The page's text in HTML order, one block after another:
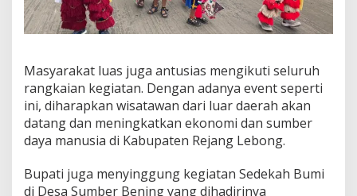
Masyarakat luas juga antusias mengikuti seluruh
rangkaian kegiatan. Dengan adanya event seperti
ini, diharapkan wisatawan dari luar daerah akan
datang dan meningkatkan ekonomi dan sumber
daya manusia di Kabupaten Rejang Lebong.
Bupati juga menyinggung kegiatan Sedekah Bumi
di Desa Sumber Bening yang dihadirinya